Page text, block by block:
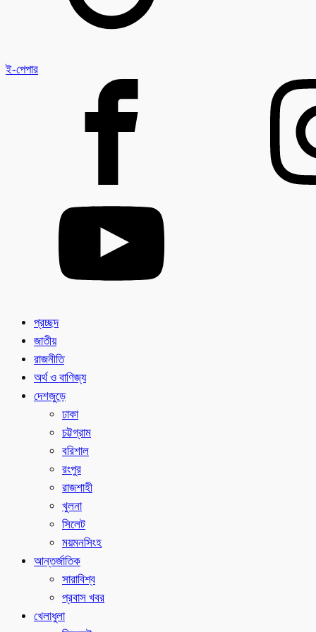
ই-পেপার
প্রচ্ছদ
জাতীয়
রাজনীতি
অর্থ ও বাণিজ্য
দেশজুড়ে
ঢাকা
চট্টগ্রাম
বরিশাল
রংপুর
রাজশাহী
খুলনা
সিলেট
ময়মনসিংহ
আন্তর্জাতিক
সারাবিশ্ব
প্রবাস খবর
খেলাধুলা